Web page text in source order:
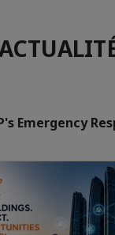
Emergency